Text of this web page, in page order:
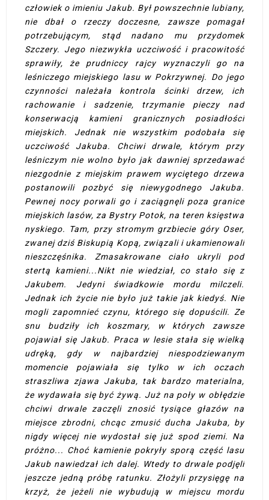
człowiek o imieniu Jakub. Był powszechnie lubiany,
nie dbał o rzeczy doczesne, zawsze pomagał
potrzebującym, stąd nadano mu przydomek
Szczery. Jego niezwykła uczciwość i pracowitość
sprawiły, że prudniccy rajcy wyznaczyli go na
leśniczego miejskiego lasu w Pokrzywnej. Do jego
czynności należała kontrola ścinki drzew, ich
rachowanie i sadzenie, trzymanie pieczy nad
konserwacją kamieni granicznych posiadłości
miejskich. Jednak nie wszystkim podobała się
uczciwość Jakuba. Chciwi drwale, którym przy
leśniczym nie wolno było jak dawniej sprzedawać
niezgodnie z miejskim prawem wyciętego drzewa
postanowili pozbyć się niewygodnego Jakuba.
Pewnej nocy porwali go i zaciągnęli poza granice
miejskich lasów, za Bystry Potok, na teren księstwa
nyskiego. Tam, przy stromym grzbiecie góry Oser,
zwanej dziś Biskupią Kopą, związali i ukamienowali
nieszczęśnika. Zmasakrowane ciało ukryli pod
stertą kamieni...Nikt nie wiedział, co stało się z
Jakubem. Jedyni świadkowie mordu milczeli.
Jednak ich życie nie było już takie jak kiedyś. Nie
mogli zapomnieć czynu, którego się dopuścili. Ze
snu budziły ich koszmary, w których zawsze
pojawiał się Jakub. Praca w lesie stała się wielką
udręką, gdy w najbardziej niespodziewanym
momencie pojawiała się tylko w ich oczach
straszliwa zjawa Jakuba, tak bardzo materialna,
że wydawała się być żywą. Już na poły w obłędzie
chciwi drwale zaczęli znosić tysiące głazów na
miejsce zbrodni, chcąc zmusić ducha Jakuba, by
nigdy więcej nie wydostał się już spod ziemi. Na
próżno... Choć kamienie pokryły sporą część lasu
Jakub nawiedzał ich dalej. Wtedy to drwale podjęli
jeszcze jedną próbę ratunku. Złożyli przysięgę na
krzyż, że jeżeli nie wybudują w miejscu mordu